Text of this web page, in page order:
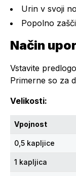
Urin v svoji
Popolno
Način
Vstavite
Primerne so za
Velikosti:
Vpojnost
0,5 kapljice
1 kapljica